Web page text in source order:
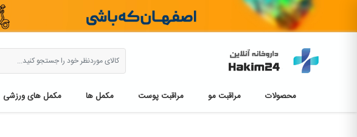
محصولات مراقبت مو مراقبت پوست مکمل ها مکمل های ورزشی